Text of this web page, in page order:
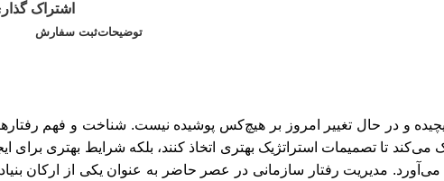
اشتراک
توضیحاتثبت سفارش
و در حال تغییر امروز بر هیچ‌کس پوشیده نیست. شناخت و فهم
می‌کند تا تصمیمات استراتژیک بهتری اتخاذ کنند، بلکه شرایط بهتری برای
مدیریت رفتار سازمانی در عصر حاضر به عنوان یکی از ارکان